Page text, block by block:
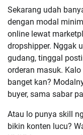
Sekarang udah
dengan modal
online lewat
dropshipper. Nggak
gudang, tinggal
orderan masuk.
banget kan?
buyer, sama sabar
Atau lo punya skill
bikin konten lucu?